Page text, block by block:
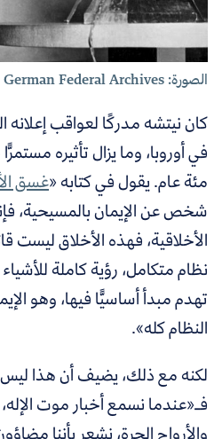
الصورة: German Federal Archives
كان نيتشه مدركًا لعواقب إعلانه
في أوروبا، وما يزال تأثيره
مئة عام. يقول في كتابه «غسق
شخص عن الإيمان بالمسيحية،
الأخلاقية، فهذه الأخلاق ليست
نظام متكامل، رؤية كاملة
تهدم مبدأ أساسيًّا فيها، وهو
النظام كله».
لكنه مع ذلك، يضيف أن هذا ليس
فـ«عندما نسمع أخبار موت الإله،